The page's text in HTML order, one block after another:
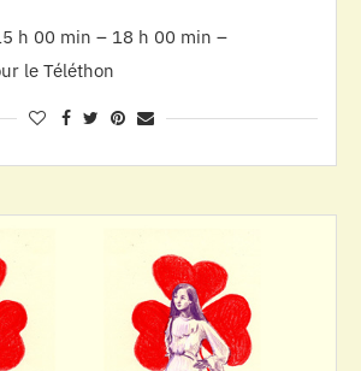
h 00 min – 18 h 00 min –
le Téléthon